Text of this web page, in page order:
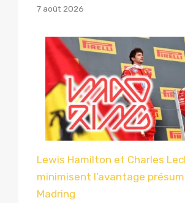
7 août 2026
Lewis Hamilton et Charles
minimisent l’avantage
Madring